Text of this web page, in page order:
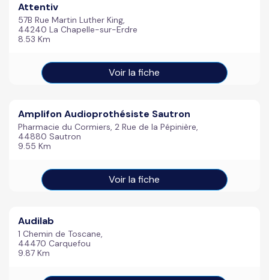
Attentiv
57B Rue Martin Luther King,
44240 La Chapelle-sur-Erdre
8.53 Km
Voir la fiche
Amplifon Audioprothésiste Sautron
Pharmacie du Cormiers, 2 Rue de la Pépinière,
44880 Sautron
9.55 Km
Voir la fiche
Audilab
1 Chemin de Toscane,
44470 Carquefou
9.87 Km